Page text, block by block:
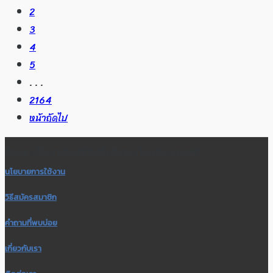
2
3
4
5
. . .
2164
หน้าถัดไป
นโยบายการใช้งาน
วิธีสมัครสมาชิก
คำถามที่พบบ่อย
เกี่ยวกับเรา